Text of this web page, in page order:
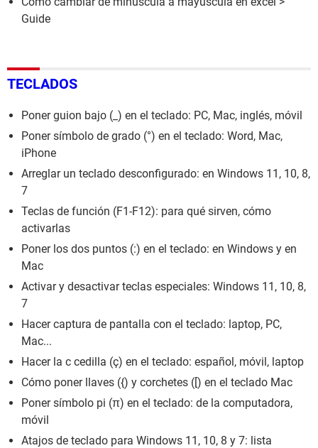
Guide
TECLADOS
Poner guion bajo (_) en el teclado: PC, Mac, inglés, móvil
Poner símbolo de grado (°) en el teclado: Word, Mac,
iPhone
Arreglar un teclado desconfigurado: en Windows 11, 10, 8,
7
Teclas de función (F1-F12): para qué sirven, cómo
activarlas
Poner los dos puntos (:) en el teclado: en Windows y en
Mac
Activar y desactivar teclas especiales: Windows 11, 10, 8,
7
Hacer captura de pantalla con el teclado: laptop, PC,
Mac...
Hacer la c cedilla (ç) en el teclado: español, móvil, laptop
Cómo poner llaves ({) y corchetes ([) en el teclado Mac
Poner símbolo pi (π) en el teclado: de la computadora,
móvil
Atajos de teclado para Windows 11, 10, 8 y 7: lista